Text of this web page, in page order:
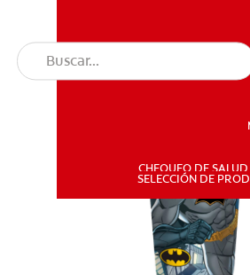
CHEQUEO DE SALUD
SELECCIÓN DE